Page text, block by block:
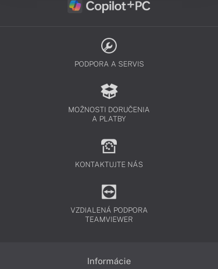
PODPORA A SERVIS
MOŽNOSTI DORUČENIA
A PLATBY
KONTAKTUJTE NÁS
VZDIALENÁ PODPORA
TEAMVIEWER
Informácie